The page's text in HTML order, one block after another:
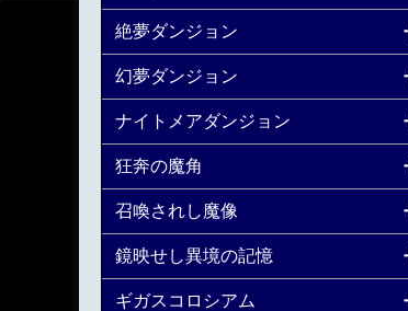
絶夢ダンジョン
幻夢ダンジョン
ナイトメアダンジョン
狂奔の魔角
召喚されし魔像
鏡映せし異境の記憶
ギガスコロシアム